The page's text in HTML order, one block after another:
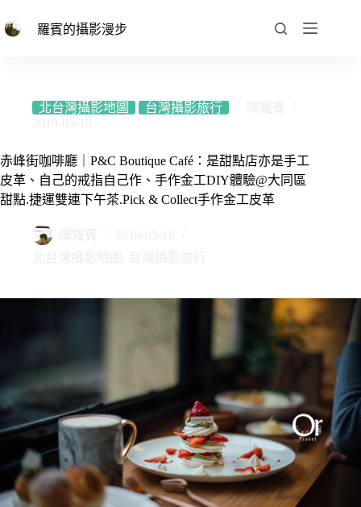
至
羅賓的攝影漫步
北台灣攝影地圖 台灣攝影旅行
赤峰街咖啡廳｜P&C Boutique Café：是甜點店亦是手工
皮革、自己的戒指自己作、手作金工DIY體驗@大同區
甜點.捷運雙連下午茶.Pick & Collect手作金工皮革